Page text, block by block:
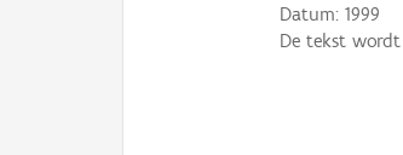
Datum:1999
De tekst